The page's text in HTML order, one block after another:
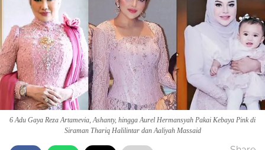
6 Adu Gaya Reza Artamevia, Ashanty, hingga Aurel Hermansyah Pakai Kebaya Pink di
Siraman Thariq Halilintar dan Aaliyah Massaid